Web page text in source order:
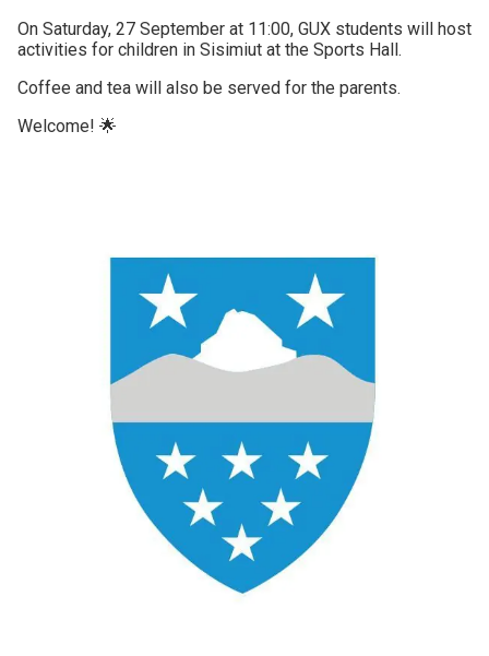
On Saturday, 27 September at 11:00, GUX students will host
activities for children in Sisimiut at the Sports Hall.
Coffee and tea will also be served for the parents.
Welcome! 🌟